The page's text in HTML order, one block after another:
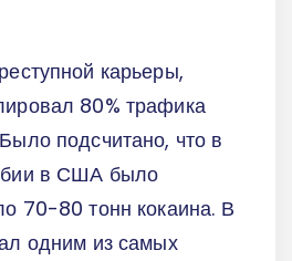
карьеры,
80% трафика
подсчитано, что в
в США было
70-80 тонн кокаина. В
одним из самых